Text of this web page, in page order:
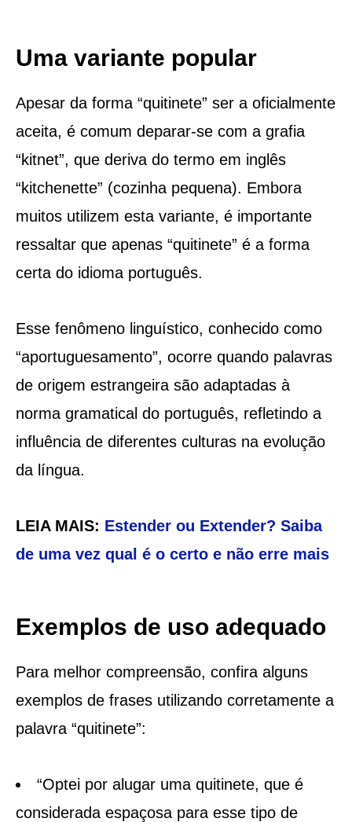
Uma variante popular
Apesar da forma “quitinete” ser a oficialmente
aceita, é comum deparar-se com a grafia
“kitnet”, que deriva do termo em inglês
“kitchenette” (cozinha pequena). Embora
muitos utilizem esta variante, é importante
ressaltar que apenas “quitinete” é a forma
certa do idioma português.
Esse fenômeno linguístico, conhecido como
“aportuguesamento”, ocorre quando palavras
de origem estrangeira são adaptadas à
norma gramatical do português, refletindo a
influência de diferentes culturas na evolução
da língua.
LEIA MAIS: Estender ou Extender? Saiba
de uma vez qual é o certo e não erre mais
Exemplos de uso adequado
Para melhor compreensão, confira alguns
exemplos de frases utilizando corretamente a
palavra “quitinete”:
“Optei por alugar uma quitinete, que é
considerada espaçosa para esse tipo de